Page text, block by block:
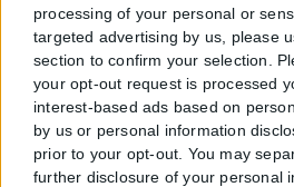
processing of your personal or
targeted advertising by us, please
section to confirm your selection.
your opt-out request is processed
interest-based ads based on
by us or personal information
prior to your opt-out. You may
further disclosure of your personal